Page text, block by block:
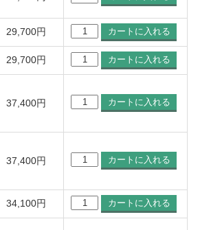
29,700円
29,700円
37,400円
37,400円
34,100円